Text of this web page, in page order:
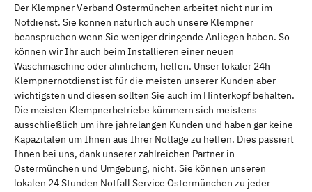
Der Klempner Verband Ostermünchen arbeitet nicht nur im
Notdienst. Sie können natürlich auch unsere Klempner
beanspruchen wenn Sie weniger dringende Anliegen haben. So
können wir Ihr auch beim Installieren einer neuen
Waschmaschine oder ähnlichem, helfen. Unser lokaler 24h
Klempnernotdienst ist für die meisten unserer Kunden aber
wichtigsten und diesen sollten Sie auch im Hinterkopf behalten.
Die meisten Klempnerbetriebe kümmern sich meistens
ausschließlich um ihre jahrelangen Kunden und haben gar keine
Kapazitäten um Ihnen aus Ihrer Notlage zu helfen. Dies passiert
Ihnen bei uns, dank unserer zahlreichen Partner in
Ostermünchen und Umgebung, nicht. Sie können unseren
lokalen 24 Stunden Notfall Service Ostermünchen zu jeder